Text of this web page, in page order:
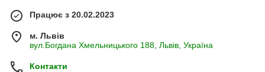
Працює з 20.02.2023
м. Львів
вул.Богдана Хмельницького 188, Львів, Україна
Контакти